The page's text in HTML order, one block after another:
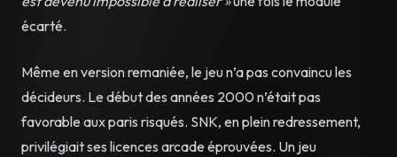
écarté.
Même en version remaniée, le jeu n’a pas convaincu les
décideurs. Le début des années 2000 n’était pas
favorable aux paris risqués. SNK, en plein redressement,
privilégiait ses licences arcade éprouvées. Un jeu